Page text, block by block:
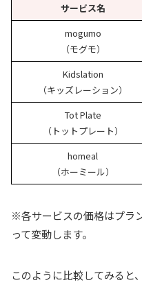
サービス名
mogumo
（モグモ）
Kidslation
（キッズレーション）
Tot Plate
（トットプレート）
homeal
（ホーミール）
※各サービスの価格はプラ
って変動します。
このように比較してみると